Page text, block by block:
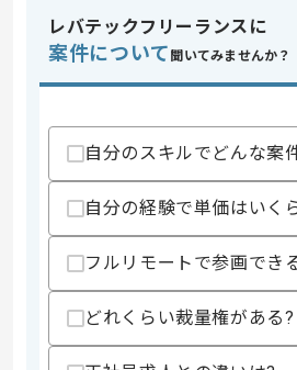
特徴
・VB.NET
・Oracleを
歓迎スキル
・
スキルに不
レバテックフリーランスに
案件について 聞いてみませんか？
自分のスキルでどんな案
自分の経験で単価はいく
フルリモートで参画でき
どれくらい裁量権がある?